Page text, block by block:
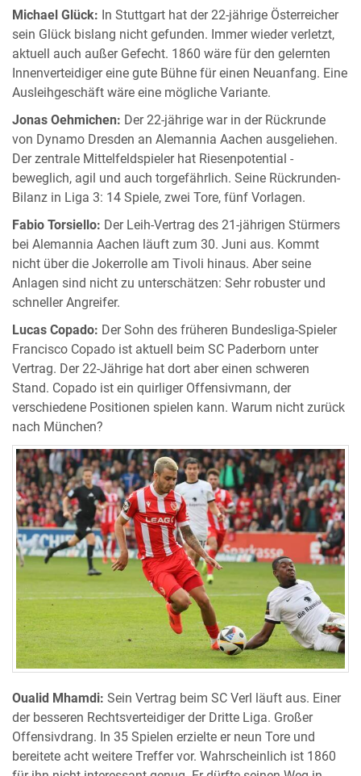
Michael Glück: In Stuttgart hat der 22-jährige Österreicher
sein Glück bislang nicht gefunden. Immer wieder verletzt,
aktuell auch außer Gefecht. 1860 wäre für den gelernten
Innenverteidiger eine gute Bühne für einen Neuanfang. Eine
Ausleihgeschäft wäre eine mögliche Variante.
Jonas Oehmichen: Der 22-jährige war in der Rückrunde
von Dynamo Dresden an Alemannia Aachen ausgeliehen.
Der zentrale Mittelfeldspieler hat Riesenpotential -
beweglich, agil und auch torgefährlich. Seine Rückrunden-
Bilanz in Liga 3: 14 Spiele, zwei Tore, fünf Vorlagen.
Fabio Torsiello: Der Leih-Vertrag des 21-jährigen Stürmers
bei Alemannia Aachen läuft zum 30. Juni aus. Kommt
nicht über die Jokerrolle am Tivoli hinaus. Aber seine
Anlagen sind nicht zu unterschätzen: Sehr robuster und
schneller Angreifer.
Lucas Copado: Der Sohn des früheren Bundesliga-Spieler
Francisco Copado ist aktuell beim SC Paderborn unter
Vertrag. Der 22-Jährige hat dort aber einen schweren
Stand. Copado ist ein quirliger Offensivmann, der
verschiedene Positionen spielen kann. Warum nicht zurück
nach München?
Oualid Mhamdi: Sein Vertrag beim SC Verl läuft aus. Einer
der besseren Rechtsverteidiger der Dritte Liga. Großer
Offensivdrang. In 35 Spielen erzielte er neun Tore und
bereitete acht weitere Treffer vor. Wahrscheinlich ist 1860